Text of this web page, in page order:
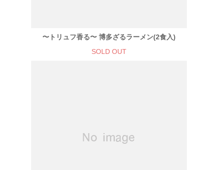
〜トリュフ香る〜 博多ざるラーメン(2食入)
SOLD OUT